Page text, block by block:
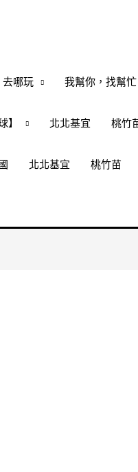
去哪玩 我幫你，找幫忙
】 北北基宜 桃竹
北北基宜 桃竹苗